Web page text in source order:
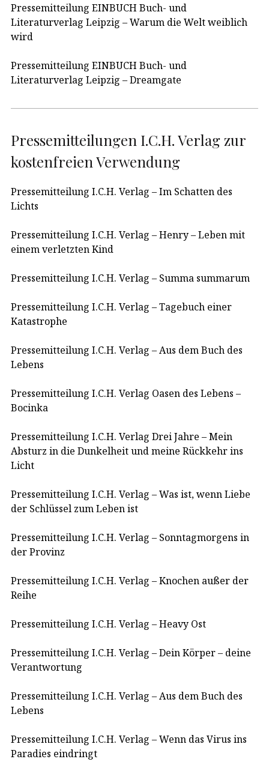
Pressemitteilung EINBUCH Buch- und
Literaturverlag Leipzig – Warum die Welt weiblich
wird
Pressemitteilung EINBUCH Buch- und
Literaturverlag Leipzig – Dreamgate
Pressemitteilungen I.C.H. Verlag zur
kostenfreien Verwendung
Pressemitteilung I.C.H. Verlag – Im Schatten des
Lichts
Pressemitteilung I.C.H. Verlag – Henry – Leben mit
einem verletzten Kind
Pressemitteilung I.C.H. Verlag – Summa summarum
Pressemitteilung I.C.H. Verlag – Tagebuch einer
Katastrophe
Pressemitteilung I.C.H. Verlag – Aus dem Buch des
Lebens
Pressemitteilung I.C.H. Verlag Oasen des Lebens –
Bocinka
Pressemitteilung I.C.H. Verlag Drei Jahre – Mein
Absturz in die Dunkelheit und meine Rückkehr ins
Licht
Pressemitteilung I.C.H. Verlag – Was ist, wenn Liebe
der Schlüssel zum Leben ist
Pressemitteilung I.C.H. Verlag – Sonntagmorgens in
der Provinz
Pressemitteilung I.C.H. Verlag – Knochen außer der
Reihe
Pressemitteilung I.C.H. Verlag – Heavy Ost
Pressemitteilung I.C.H. Verlag – Dein Körper – deine
Verantwortung
Pressemitteilung I.C.H. Verlag – Aus dem Buch des
Lebens
Pressemitteilung I.C.H. Verlag – Wenn das Virus ins
Paradies eindringt